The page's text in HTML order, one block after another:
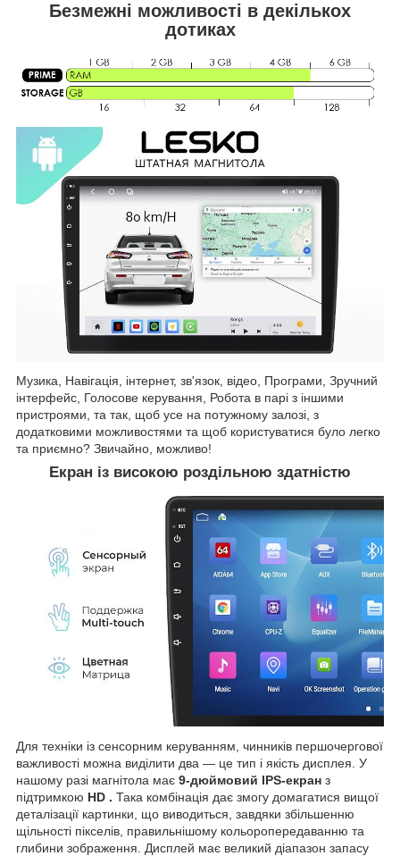
Безмежні можливості в декількох
дотиках
Музика, Навігація, інтернет, зв'язок, відео, Програми, Зручний
інтерфейс, Голосове керування, Робота в парі з іншими
пристроями, та так, щоб усе на потужному залозі, з
додатковими можливостями та щоб користуватися було легко
та приємно? Звичайно, можливо!
Екран із високою роздільною здатністю
Для техніки із сенсорним керуванням, чинників першочергової
важливості можна виділити два — це тип і якість дисплея. У
нашому разі магнітола має 9-дюймовий IPS-екран з
підтримкою HD . Така комбінація дає змогу домагатися вищої
деталізації картинки, що виводиться, завдяки збільшенню
щільності пікселів, правильнішому кольоропередаванню та
глибини зображення. Дисплей має великий діапазон запасу